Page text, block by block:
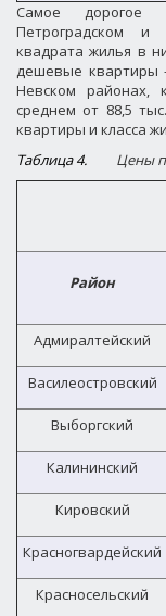
Самое дорогое
Петроградском и
квадрата жилья в
дешевые квартиры
Невском районах,
среднем от 88,5
квартиры и класса
Таблица 4.
Цены
Район
Адмиралтейский
Василеостровский
Выборгский
Калининский
Кировский
Красногвардейский
Красносельский